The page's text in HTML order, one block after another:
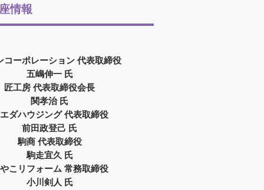
情報
コーポレーション 代表取締役
五嶋伸一 氏
匠工房 代表取締役会長
関孝治 氏
ダハウジング 代表取締役
前田政登己 氏
駒商 代表取締役
駒走宜久 氏
こリフォーム 常務取締役
小川剣人 氏